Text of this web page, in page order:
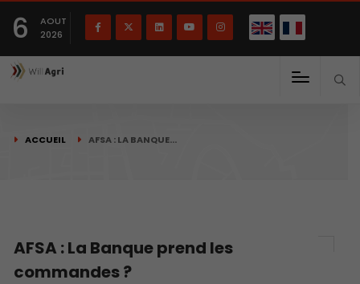
6
AOUT
2026
ACCUEIL AFSA : LA BANQUE…
AFSA : La Banque prend les
commandes ?
Français English(English)